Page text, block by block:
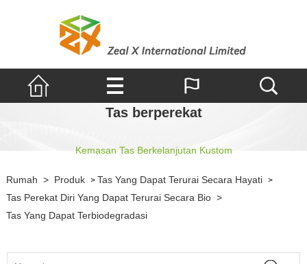
Tas berperekat
Kemasan Tas Berkelanjutan Kustom
Rumah > Produk > Tas Yang Dapat Terurai Secara Hayati >
Tas Perekat Diri Yang Dapat Terurai Secara Bio >
Tas Yang Dapat Terbiodegradasi